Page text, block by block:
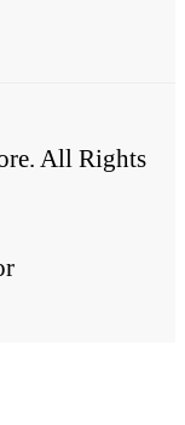
All Rights